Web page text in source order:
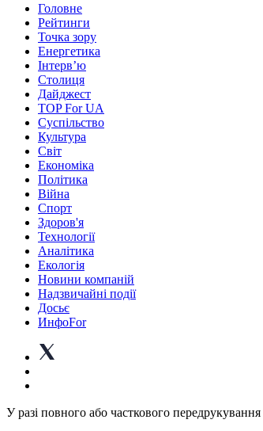
Головне
Рейтинги
Точка зору
Енергетика
Інтерв’ю
Столиця
Дайджест
TOP For UA
Суспiльство
Культура
Світ
Економіка
Політика
Війна
Спорт
Здоров'я
Технології
Аналітика
Екологія
Новини компаній
Надзвичайні події
Досьє
ИнфоFor
У разі повного або часткового